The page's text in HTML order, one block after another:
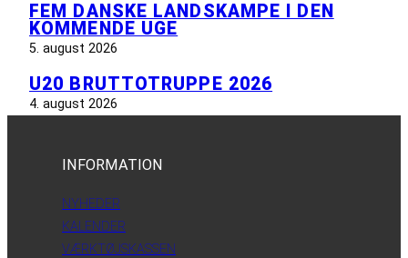
FEM DANSKE LANDSKAMPE I DEN
KOMMENDE UGE
5. august 2026
U20 BRUTTOTRUPPE 2026
4. august 2026
INFORMATION
NYHEDER
KALENDER
VÆRKTØJSKASSEN